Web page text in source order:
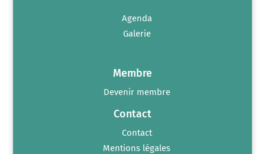
Agenda
Galerie
Membre
Devenir membre
Contact
Contact
Mentions légales